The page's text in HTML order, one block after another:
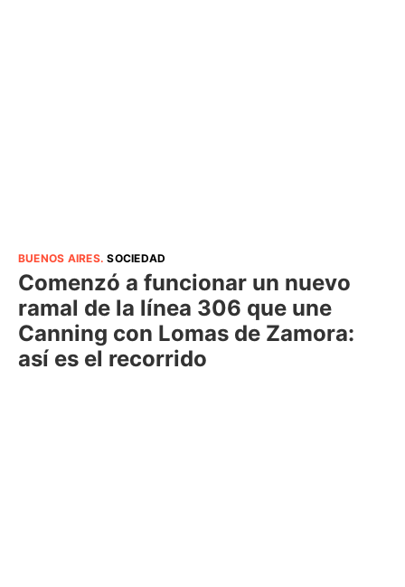
BUENOS AIRES.SOCIEDAD
Comenzó a funcionar un nuevo
ramal de la línea 306 que une
Canning con Lomas de Zamora:
así es el recorrido